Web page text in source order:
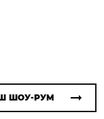
ШОУ-РУМ